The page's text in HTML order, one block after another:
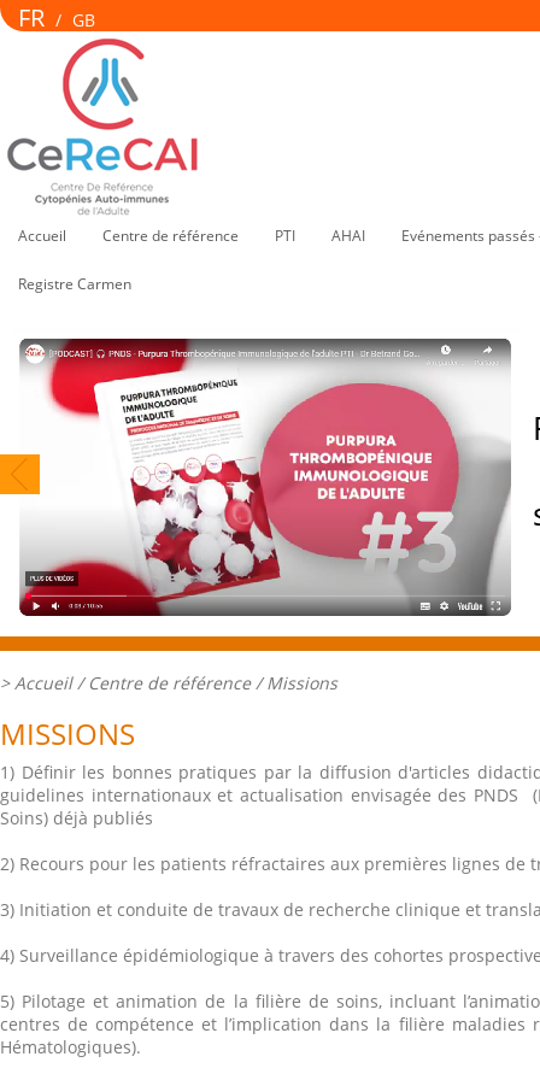
FR / GB
Accueil Centre de référence PTI AHAI Evénements
Registre Carmen
>Accueil/ Centre de référence /Missions
MISSIONS
1) Définir les bonnes pratiques par la diffusion d'articles
guidelines internationaux et actualisation envisagée des PNDS
Soins) déjà publiés
2) Recours pour les patients réfractaires aux premières lignes de
3) Initiation et conduite de travaux de recherche clinique et
4) Surveillance épidémiologique à travers des cohortes
5) Pilotage et animation de la filière de soins, incluant
centres de compétence et l’implication dans la filière maladies
Hématologiques).